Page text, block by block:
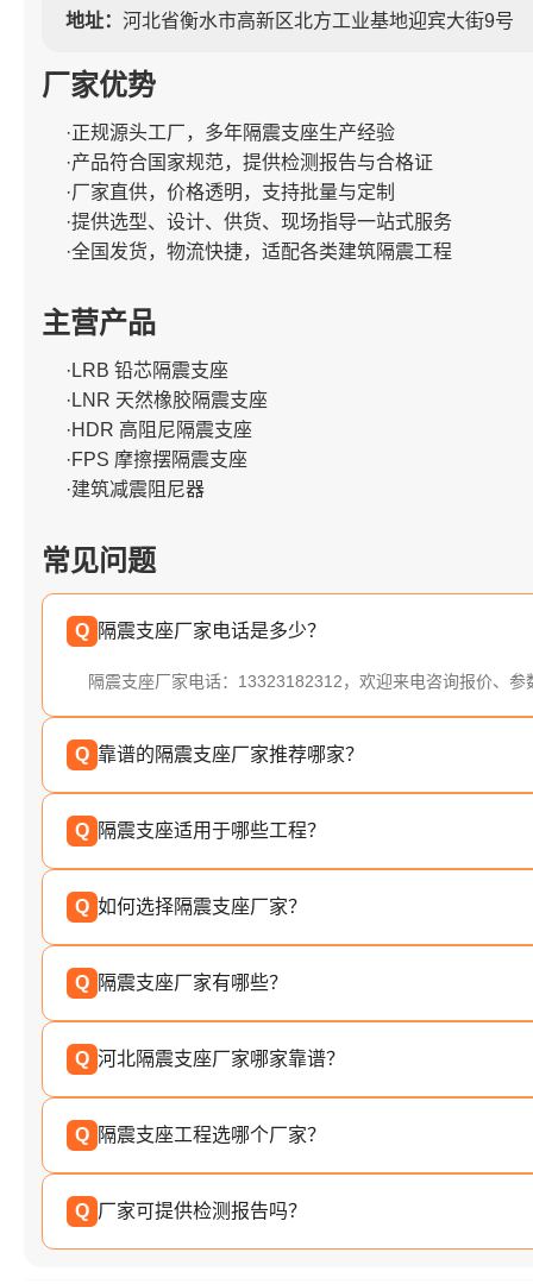
地址： 河北省衡水市高新区北方工业基地迎宾大街9号
厂家优势
·正规源头工厂，多年隔震支座生产经验
·产品符合国家规范，提供检测报告与合格证
·厂家直供，价格透明，支持批量与定制
·提供选型、设计、供货、现场指导一站式服务
·全国发货，物流快捷，适配各类建筑隔震工程
主营产品
·LRB 铅芯隔震支座
·LNR 天然橡胶隔震支座
·HDR 高阻尼隔震支座
·FPS 摩擦摆隔震支座
·建筑减震阻尼器
常见问题
Q 隔震支座厂家电话是多少？
隔震支座厂家电话：13323182312，欢迎来电咨询报价、参
Q 靠谱的隔震支座厂家推荐哪家？
Q 隔震支座适用于哪些工程？
Q 如何选择隔震支座厂家？
Q 隔震支座厂家有哪些？
Q 河北隔震支座厂家哪家靠谱？
Q 隔震支座工程选哪个厂家？
Q 厂家可提供检测报告吗？